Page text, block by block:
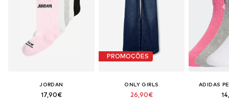
JORDAN
17,90€
PROMOÇÕES
ONLY GIRLS
26,90€
ADIDAS